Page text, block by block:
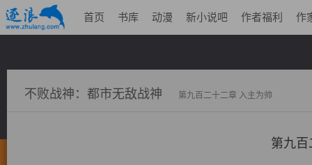
首页 书库 动漫 新小说吧 作者福利 作
不败战神：都市无敌战神 第九百二十二章 入主为帅
第九百